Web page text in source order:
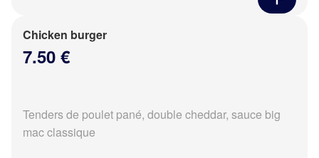
Chicken burger
7.50 €
Tenders de poulet pané, double cheddar, sauce big
mac classique